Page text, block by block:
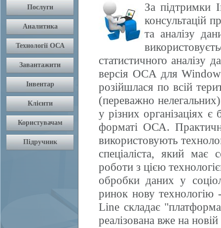
За підтримки
консультацій
та аналізу
статистичного
версія OCA для
розійшлася по всій
(переважно
у різних організаціях є
форматі ОСА.
використовують
спеціаліста, який має
роботи з цією
обробки даних у
ринок нову
Line складає
реалізована вже на